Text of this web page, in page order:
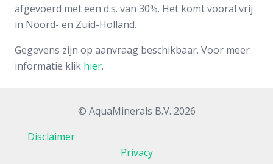
afgevoerd met een d.s. van 30%. Het komt vooral vrij
in Noord- en Zuid-Holland.
Gegevens zijn op aanvraag beschikbaar. Voor meer
informatie klik hier.
© AquaMinerals B.V. 2026
Disclaimer
Privacy